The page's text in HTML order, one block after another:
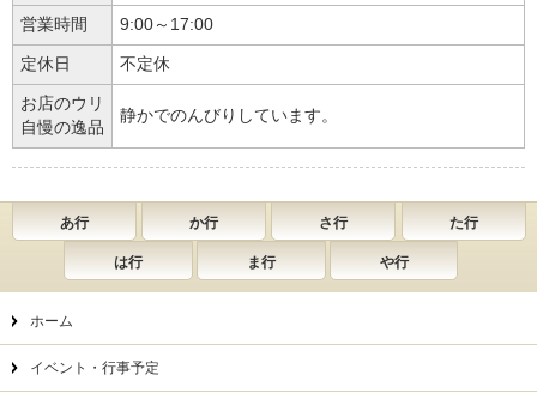
営業時間 9:00～17:00
定休日 不定休
お店のウリ
自慢の逸品
静かでのんびりしています。
あ行 か行 さ行 た行
は行 ま行 や行
ホーム
イベント・行事予定